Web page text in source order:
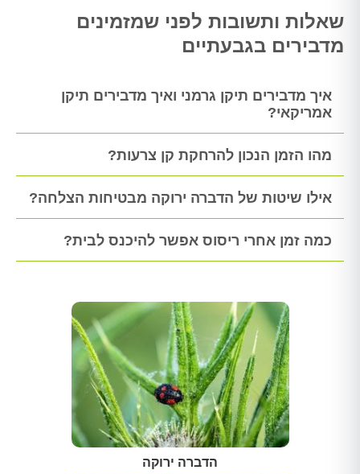
שאלות ותשובות לפני שמזמינים
מדבירים בגבעתיים
איך מדבירים תיקן גרמני ואיך מדבירים תיקן
אמריקאי?
מהו הזמן הנכון להרחקת קן צרעות?
אילו שיטות של הדברה ירוקה מבטיחות הצלחה?
כמה זמן אחרי ריסוס אפשר להיכנס לבית?
הדברה ירוקה